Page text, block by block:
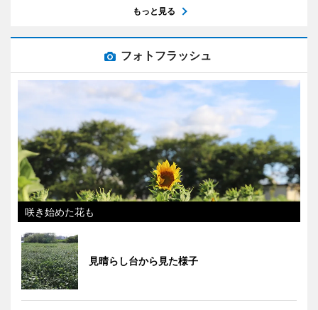
もっと見る
フォトフラッシュ
咲き始めた花も
見晴らし台から見た様子